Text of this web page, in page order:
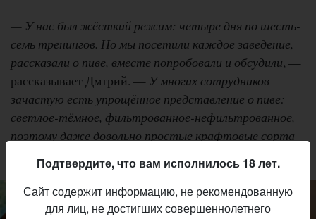
— У нас был жёсткий режим: четыре дня по шесть-
семь тренингов. Но мы посетили каждое заведение,
рассказали о пиве, вместе попробовали и обсудили, —
рассказывает Дмтрий. — У многих сотрудников
зачастую есть упрощённое представление о пиве:
светлое-тёмное, фильтрованное-нефильтрованное,
поэтому даже довольно простые крафтовые сорта
Подтвердите, что вам исполнилось 18 лет.
Сайт содержит информацию, не рекомендованную
для лиц, не достигших совершеннолетнего